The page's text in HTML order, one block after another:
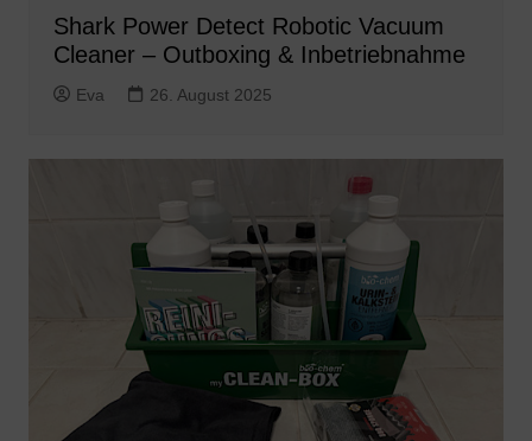
Shark Power Detect Robotic Vacuum
Cleaner – Outboxing & Inbetriebnahme
Eva 26. August 2025